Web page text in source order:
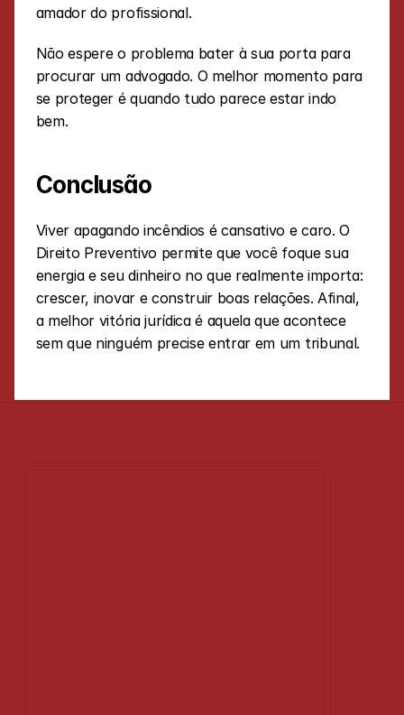
amador do profissional.
Não espere o problema bater à sua porta para
procurar um advogado. O melhor momento para
se proteger é quando tudo parece estar indo
bem.
Conclusão
Viver apagando incêndios é cansativo e caro. O
Direito Preventivo permite que você foque sua
energia e seu dinheiro no que realmente importa:
crescer, inovar e construir boas relações. Afinal,
a melhor vitória jurídica é aquela que acontece
sem que ninguém precise entrar em um tribunal.